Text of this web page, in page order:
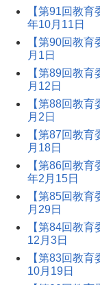
【第91回教
年10月11日
【第90回教
月1日
【第89回教
月12日
【第88回教
月2日
【第87回教
月18日
【第86回教
年2月15日
【第85回教
月29日
【第84回教
12月3日
【第83回教
10月19日